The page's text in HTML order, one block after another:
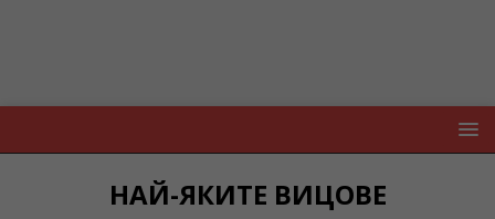
НАЙ-ЯКИТЕ ВИЦОВЕ